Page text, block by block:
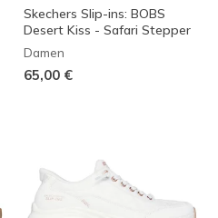
Skechers Slip-ins: BOBS
Desert Kiss - Safari Stepper
Damen
65,00 €